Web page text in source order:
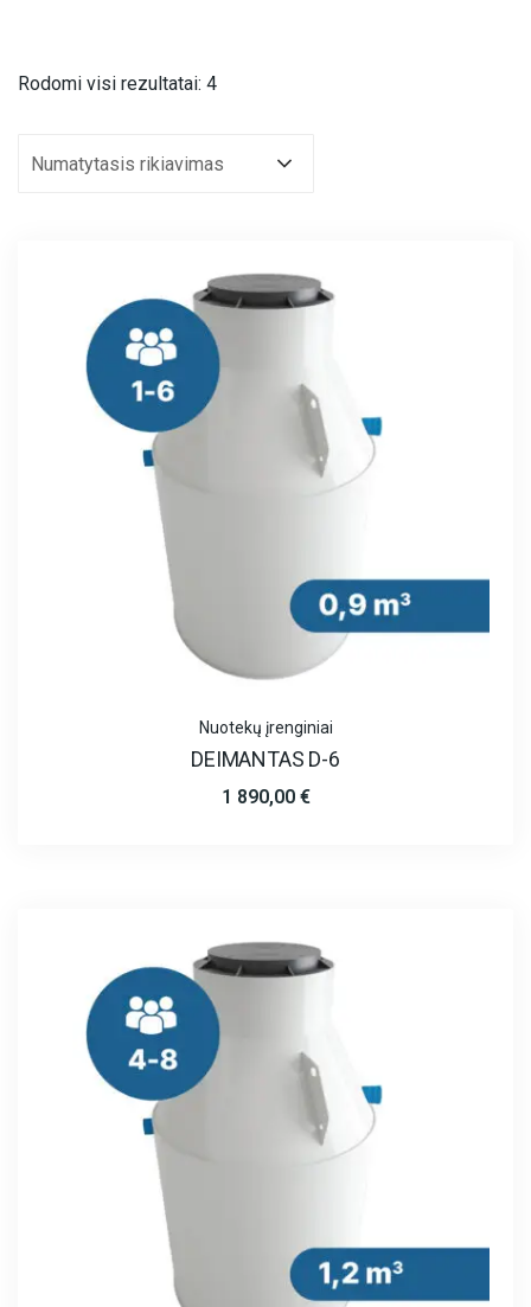
Rodomi visi rezultatai: 4
Numatytasis rikiavimas
Nuotekų įrenginiai
DEIMANTAS D-6
1 890,00 €